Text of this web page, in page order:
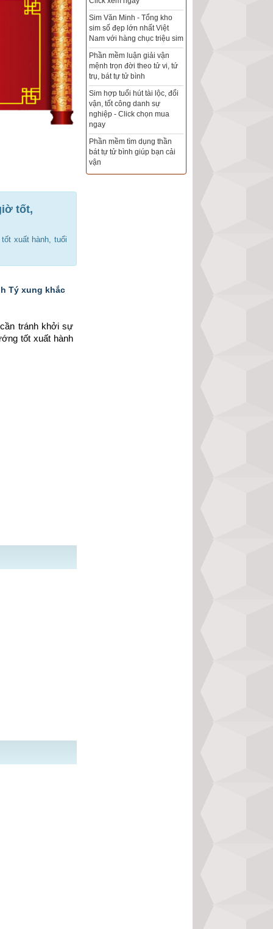
tốt,
xuất hành, tuổi
Tý xung khắc
tránh khởi sự
tốt xuất hành
Xem bói sim phong thủy
theo khoa học tử vi, tứ trụ
chính xác nhất
Mua sim Thần tài, Thần tài
theo bạn! Giao sim miễn phí
Xem ngày đẹp - chọn ngày
tốt khởi sự theo kinh dịch
chính xác nhất
Tổng Kho Sim Năm sinh 0x -
9x - 8x -7x -6x giá rẻ nhất thị
trường - Click xem ngay